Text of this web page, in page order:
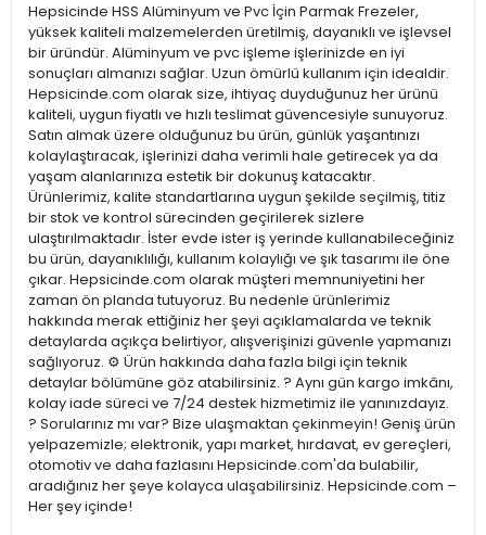
Hepsicinde HSS Alüminyum ve Pvc İçin Parmak Frezeler,
yüksek kaliteli malzemelerden üretilmiş, dayanıklı ve işlevsel
bir üründür. Alüminyum ve pvc işleme işlerinizde en iyi
sonuçları almanızı sağlar. Uzun ömürlü kullanım için idealdir.
Hepsicinde.com olarak size, ihtiyaç duyduğunuz her ürünü
kaliteli, uygun fiyatlı ve hızlı teslimat güvencesiyle sunuyoruz.
Satın almak üzere olduğunuz bu ürün, günlük yaşantınızı
kolaylaştıracak, işlerinizi daha verimli hale getirecek ya da
yaşam alanlarınıza estetik bir dokunuş katacaktır.
Ürünlerimiz, kalite standartlarına uygun şekilde seçilmiş, titiz
bir stok ve kontrol sürecinden geçirilerek sizlere
ulaştırılmaktadır. İster evde ister iş yerinde kullanabileceğiniz
bu ürün, dayanıklılığı, kullanım kolaylığı ve şık tasarımı ile öne
çıkar. Hepsicinde.com olarak müşteri memnuniyetini her
zaman ön planda tutuyoruz. Bu nedenle ürünlerimiz
hakkında merak ettiğiniz her şeyi açıklamalarda ve teknik
detaylarda açıkça belirtiyor, alışverişinizi güvenle yapmanızı
sağlıyoruz. ⚙️ Ürün hakkında daha fazla bilgi için teknik
detaylar bölümüne göz atabilirsiniz. ? Aynı gün kargo imkânı,
kolay iade süreci ve 7/24 destek hizmetimiz ile yanınızdayız.
? Sorularınız mı var? Bize ulaşmaktan çekinmeyin! Geniş ürün
yelpazemizle; elektronik, yapı market, hırdavat, ev gereçleri,
otomotiv ve daha fazlasını Hepsicinde.com'da bulabilir,
aradığınız her şeye kolayca ulaşabilirsiniz. Hepsicinde.com –
Her şey içinde!